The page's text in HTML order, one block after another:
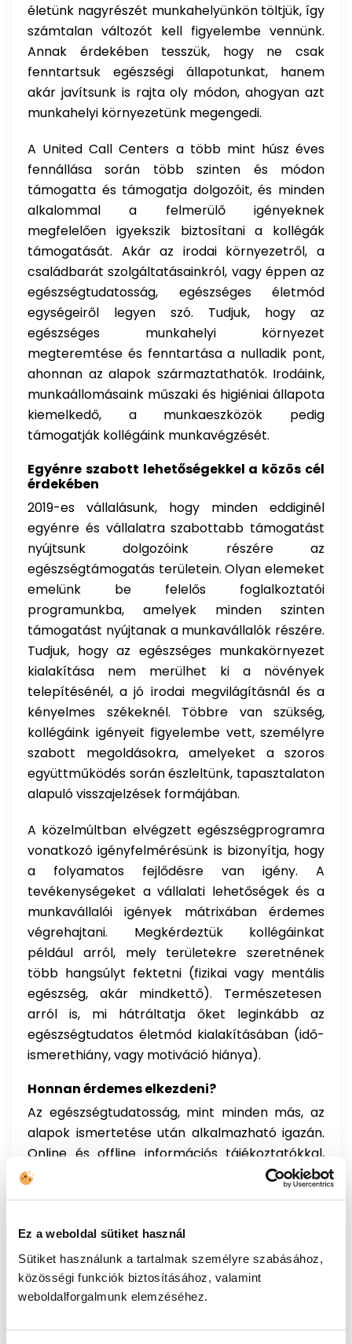
Ez a weboldal sütiket használ
Sütiket használunk a tartalmak személyre szabásához,
közösségi funkciók biztosításához, valamint
weboldalforgalmunk elemzéséhez.
életünk nagyrészét munkahelyünkön töltjük, így
számtalan változót kell figyelembe vennünk.
Annak érdekében tesszük, hogy ne csak
fenntartsuk egészségi állapotunkat, hanem
akár javítsunk is rajta oly módon, ahogyan azt
munkahelyi környezetünk megengedi.
A United Call Centers a több mint húsz éves
fennállása során több szinten és módon
támogatta és támogatja dolgozóit, és minden
alkalommal a felmerülő igényeknek
megfelelően igyekszik biztosítani a kollégák
támogatását. Akár az irodai környezetről, a
családbarát szolgáltatásainkról, vagy éppen az
egészségtudatosság, egészséges életmód
egységeiről legyen szó. Tudjuk, hogy az
egészséges munkahelyi környezet
megteremtése és fenntartása a nulladik pont,
ahonnan az alapok származtathatók. Irodáink,
munkaállomásaink műszaki és higiéniai állapota
kiemelkedő, a munkaeszközök pedig
támogatják kollégáink munkavégzését.
Egyénre szabott lehetőségekkel a közös cél
érdekében
2019-es vállalásunk, hogy minden eddiginél
egyénre és vállalatra szabottabb támogatást
nyújtsunk dolgozóink részére az
egészségtámogatás területein. Olyan elemeket
emelünk be felelős foglalkoztatói
programunkba, amelyek minden szinten
támogatást nyújtanak a munkavállalók részére.
Tudjuk, hogy az egészséges munkakörnyezet
kialakítása nem merülhet ki a növények
telepítésénél, a jó irodai megvilágításnál és a
kényelmes székeknél. Többre van szükség,
kollégáink igényeit figyelembe vett, személyre
szabott megoldásokra, amelyeket a szoros
együttműködés során észleltünk, tapasztalaton
alapuló visszajelzések formájában.
A közelmúltban elvégzett egészségprogramra
vonatkozó igényfelmérésünk is bizonyítja, hogy
a folyamatos fejlődésre van igény. A
tevékenységeket a vállalati lehetőségek és a
munkavállalói igények mátrixában érdemes
végrehajtani. Megkérdeztük kollégáinkat
például arról, mely területekre szeretnének
több hangsúlyt fektetni (fizikai vagy mentális
egészség, akár mindkettő). Természetesen
arról is, mi hátráltatja őket leginkább az
egészségtudatos életmód kialakításában (idő-
ismerethiány, vagy motiváció hiánya).
Honnan érdemes elkezdeni?
Az egészségtudatosság, mint minden más, az
alapok ismertetése után alkalmazható igazán.
Online és offline információs tájékoztatókkal,
valamint a tudásanyagon túl eszközökkel is
biztosítjuk kollégáink egészségtudatosság
irodákba kihelyezett turmixgépekkel,
amelyekkel kedvenc gyümölcseiket,
zöldségeiket készíthetik el pillanatok alatt, akár
a közeljövőben indított hírlevelekkel). A